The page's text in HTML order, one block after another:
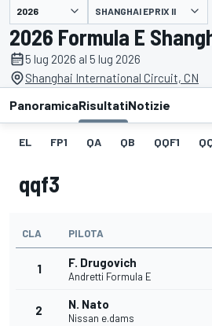
presentato da SHANGHAI EPRIX II
2026 Formula E
5 lug 2026 al 5 lug 2026
Shanghai International Circuit, CN
PanoramicaRisultatiNotizie
EL FP1 QA QB QQF1
qqf3
CLA PILOTA
1 F. Drugovich
Andretti Formula E
2 N. Nato
Nissan e.dams